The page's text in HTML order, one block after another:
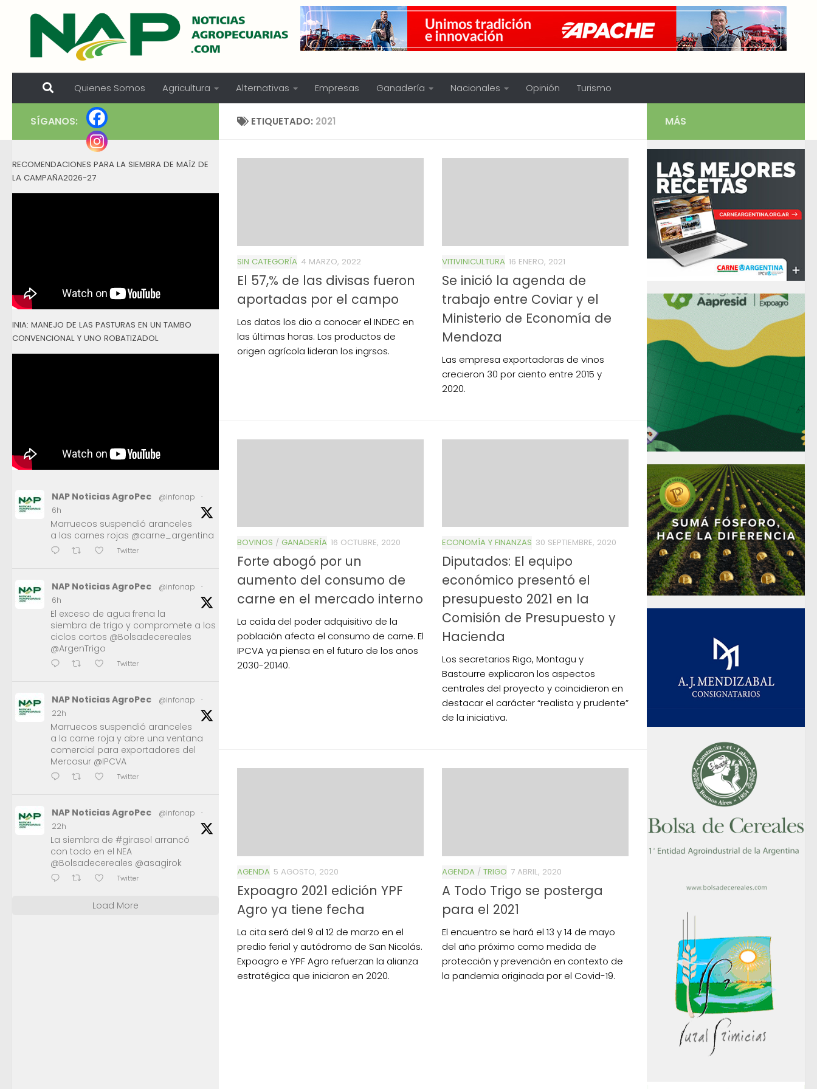
Skip to content
Quienes Somos Agricultura Alternativas Empresas Ganadería Nacionales Opinión Turismo
ETIQUETADO: 2021
SIN CATEGORÍA 4 MARZO, 2022
El 57,% de las divisas fueron
aportadas por el campo
Los datos los dio a conocer el INDEC en
las últimas horas. Los productos de
origen agrícola lideran los ingrsos.
VITIVINICULTURA 16 ENERO, 2021
Se inició la agenda de
trabajo entre Coviar y el
Ministerio de Economía de
Mendoza
Las empresa exportadoras de vinos
crecieron 30 por ciento entre 2015 y
2020.
BOVINOS / GANADERÍA 16 OCTUBRE, 2020
Forte abogó por un
aumento del consumo de
carne en el mercado interno
La caída del poder adquisitivo de la
población afecta el consumo de carne. El
IPCVA ya piensa en el futuro de los años
2030-20140.
ECONOMÍA Y FINANZAS 30 SEPTIEMBRE, 2020
Diputados: El equipo
económico presentó el
presupuesto 2021 en la
Comisión de Presupuesto y
Hacienda
Los secretarios Rigo, Montagu y
Bastourre explicaron los aspectos
centrales del proyecto y coincidieron en
destacar el carácter “realista y prudente”
de la iniciativa.
AGENDA 5 AGOSTO, 2020
Expoagro 2021 edición YPF
Agro ya tiene fecha
La cita será del 9 al 12 de marzo en el
predio ferial y autódromo de San Nicolás.
Expoagro e YPF Agro refuerzan la alianza
estratégica que iniciaron en 2020.
AGENDA / TRIGO 7 ABRIL, 2020
A Todo Trigo se posterga
para el 2021
El encuentro se hará el 13 y 14 de mayo
del año próximo como medida de
protección y prevención en contexto de
la pandemia originada por el Covid-19.
SÍGANOS:
RECOMENDACIONES PARA LA SIEMBRA DE MAÍZ DE
LA CAMPAÑA2026-27
INIA: MANEJO DE LAS PASTURAS EN UN TAMBO
CONVENCIONAL Y UNO ROBATIZADOL
NAP Noticias AgroPec @infonap
·
6h
Marruecos suspendió aranceles
a las carnes rojas @carne_argentina
Twitter
NAP Noticias AgroPec @infonap
·
6h
El exceso de agua frena la
siembra de trigo y compromete a los
ciclos cortos @Bolsadecereales
@ArgenTrigo
Twitter
NAP Noticias AgroPec @infonap
·
22h
Marruecos suspendió aranceles
a la carne roja y abre una ventana
comercial para exportadores del
Mercosur @IPCVA
Twitter
NAP Noticias AgroPec @infonap
·
22h
La siembra de #girasol arrancó
con todo en el NEA
@Bolsadecereales @asagirok
Twitter
Load More
MÁS